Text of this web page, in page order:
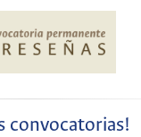
convocatorias!